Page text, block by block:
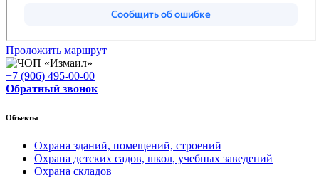
Проложить маршрут
+7 (906) 495-00-00
Обратный звонок
Объекты
Охрана зданий, помещений, строений
Охрана детских садов, школ, учебных заведений
Охрана складов